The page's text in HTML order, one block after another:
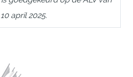
10 april 2025.